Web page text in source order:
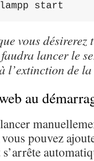
start
vous
lancer le
l’extinction de
au
pouvez